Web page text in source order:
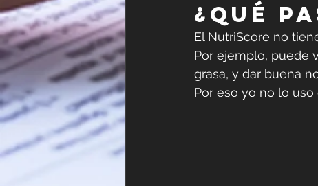
¿Qué
El NutriScore no
Por ejemplo, puede
grasa, y dar buena
Por eso yo no lo